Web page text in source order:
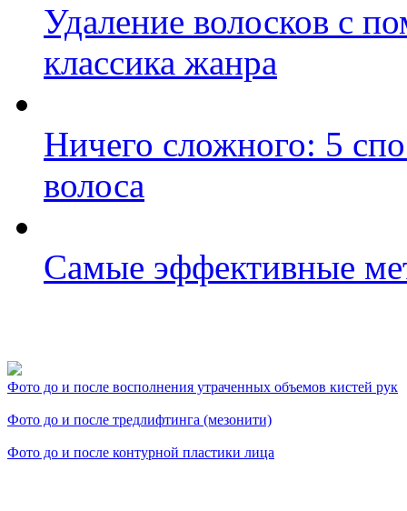
Удаление волосков с
классика жанра
Ничего сложного: 5
волоса
Самые эффективные
Фото до и после восполнения утраченных объемов кистей рук
Фото до и после тредлифтинга (мезонити)
Фото до и после контурной пластики лица